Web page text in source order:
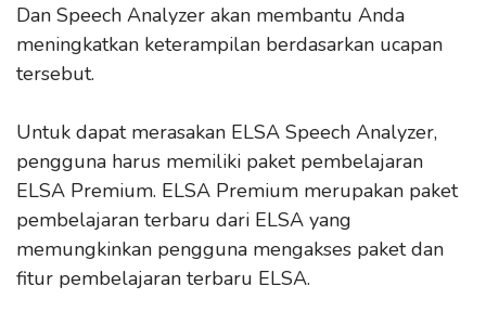
Dan Speech Analyzer akan membantu Anda
meningkatkan keterampilan berdasarkan ucapan
tersebut.
Untuk dapat merasakan ELSA Speech Analyzer,
pengguna harus memiliki paket pembelajaran
ELSA Premium. ELSA Premium merupakan paket
pembelajaran terbaru dari ELSA yang
memungkinkan pengguna mengakses paket dan
fitur pembelajaran terbaru ELSA.